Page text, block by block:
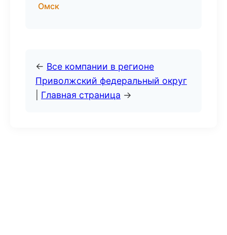
Омск
← Все компании в регионе
Приволжский федеральный округ
Главная страница →